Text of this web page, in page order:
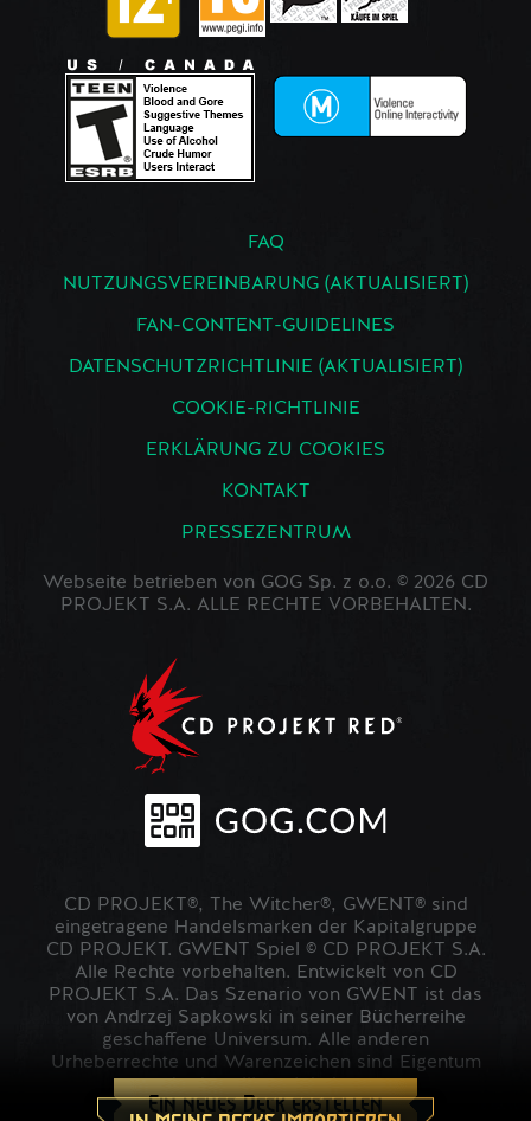
Ein neues Deck erstellen
FAQ
NUTZUNGSVEREINBARUNG (AKTUALISIERT)
FAN-CONTENT-GUIDELINES
DATENSCHUTZRICHTLINIE (AKTUALISIERT)
COOKIE-RICHTLINIE
ERKLÄRUNG ZU COOKIES
KONTAKT
PRESSEZENTRUM
Webseite betrieben von GOG Sp. z o.o. © 2026 CD
PROJEKT S.A. ALLE RECHTE VORBEHALTEN.
CD PROJEKT®, The Witcher®, GWENT® sind
eingetragene Handelsmarken der Kapitalgruppe
CD PROJEKT. GWENT Spiel © CD PROJEKT S.A.
Alle Rechte vorbehalten. Entwickelt von CD
PROJEKT S.A. Das Szenario von GWENT ist das
von Andrzej Sapkowski in seiner Bücherreihe
geschaffene Universum. Alle anderen
Urheberrechte und Warenzeichen sind Eigentum
der jeweiligen Inhaber.